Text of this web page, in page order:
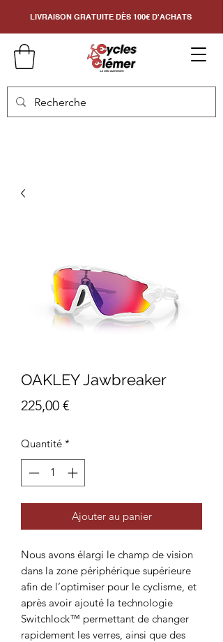
LIVRAISON GRATUITE DÈS 100€ D'ACHATS
OAKLEY Jawbreaker
225,00 €Prix
Quantité *
Ajouter au panier
Nous avons élargi le champ de vision
dans la zone périphérique supérieure
afin de l’optimiser pour le cyclisme, et
après avoir ajouté la technologie
Switchlock™ permettant de changer
rapidement les verres, ainsi que des